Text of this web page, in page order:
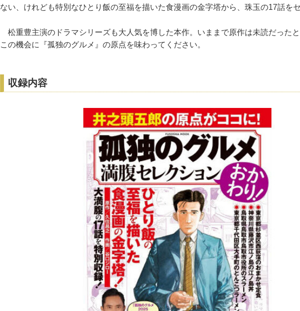
ない、けれども特別なひとり飯の至福を描いた食漫画の金字塔から、珠玉の17話をセ
松重豊主演のドラマシリーズも大人気を博した本作。いままで原作は未読だった
この機会に『孤独のグルメ』の原点を味わってください。
収録内容